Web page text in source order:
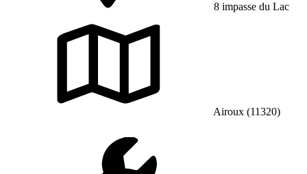
8 impasse du Lac
Airoux (11320)